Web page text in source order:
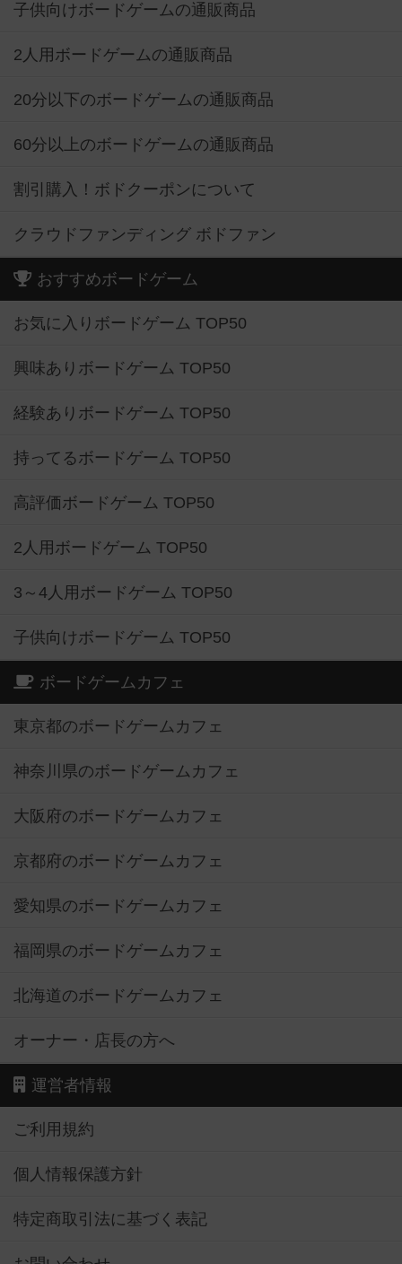
子供向けボードゲームの通販商品
2人用ボードゲームの通販商品
20分以下のボードゲームの通販商品
60分以上のボードゲームの通販商品
割引購入！ボドクーポンについて
クラウドファンディング ボドファン
おすすめボードゲーム
お気に入りボードゲーム TOP50
興味ありボードゲーム TOP50
経験ありボードゲーム TOP50
持ってるボードゲーム TOP50
高評価ボードゲーム TOP50
2人用ボードゲーム TOP50
3～4人用ボードゲーム TOP50
子供向けボードゲーム TOP50
ボードゲームカフェ
東京都のボードゲームカフェ
神奈川県のボードゲームカフェ
大阪府のボードゲームカフェ
京都府のボードゲームカフェ
愛知県のボードゲームカフェ
福岡県のボードゲームカフェ
北海道のボードゲームカフェ
オーナー・店長の方へ
運営者情報
ご利用規約
個人情報保護方針
特定商取引法に基づく表記